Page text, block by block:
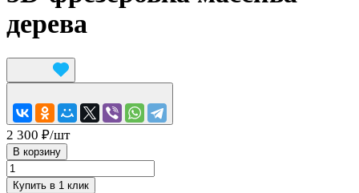
дерева
2 300 ₽/шт
В корзину
Купить в 1 клик